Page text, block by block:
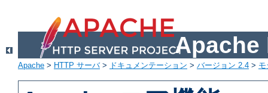
Apache
Apache > HTTP サーバ> ドキュメンテーション > バージョン 2.4 >